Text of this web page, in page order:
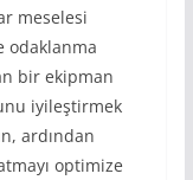
meselesi
odaklanma
bir ekipman
iyileştirmek
ardından
optimize